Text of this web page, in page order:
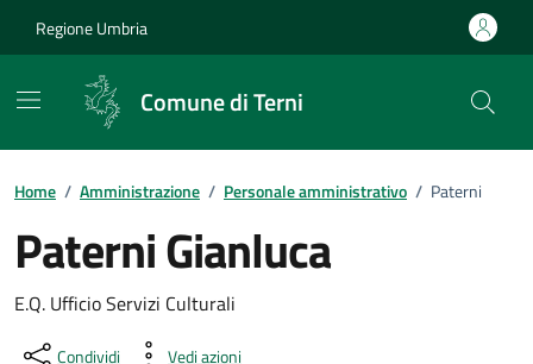
Regione Umbria
Comune di Terni
Home / Amministrazione / Personale amministrativo / Paterni
Paterni Gianluca
Dettagli della persona pubblica
E.Q. Ufficio Servizi Culturali
Condividi Vedi azioni